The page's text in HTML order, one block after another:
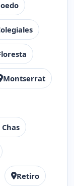
Montserrat
Retiro